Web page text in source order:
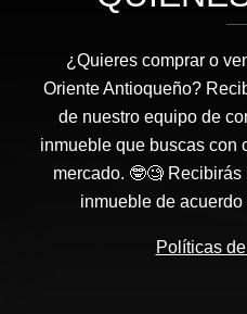
¿Quieres comprar o
Oriente Antioqueño?
de nuestro equipo de
inmueble que buscas con
mercado. 🤓🧐
inmueble de
Políticas